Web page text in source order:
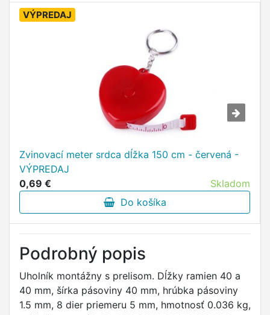
VÝPREDAJ
Zvinovací meter srdca dĺžka 150 cm - červená -
VÝPREDAJ
0,69 €
Skladom
Do košíka
Podrobný popis
Uholník montážny s prelisom. Dĺžky ramien 40 a
40 mm, šírka pásoviny 40 mm, hrúbka pásoviny
1.5 mm, 8 dier priemeru 5 mm, hmotnosť 0.036 kg,